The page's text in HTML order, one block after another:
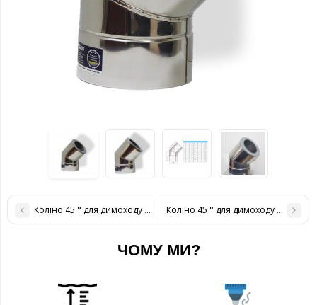
Коліно 45 ° для димоходу ø 180/250 н / н 1 ммКоліно 45 ° для димоходу ø 220/
ЧОМУ МИ?